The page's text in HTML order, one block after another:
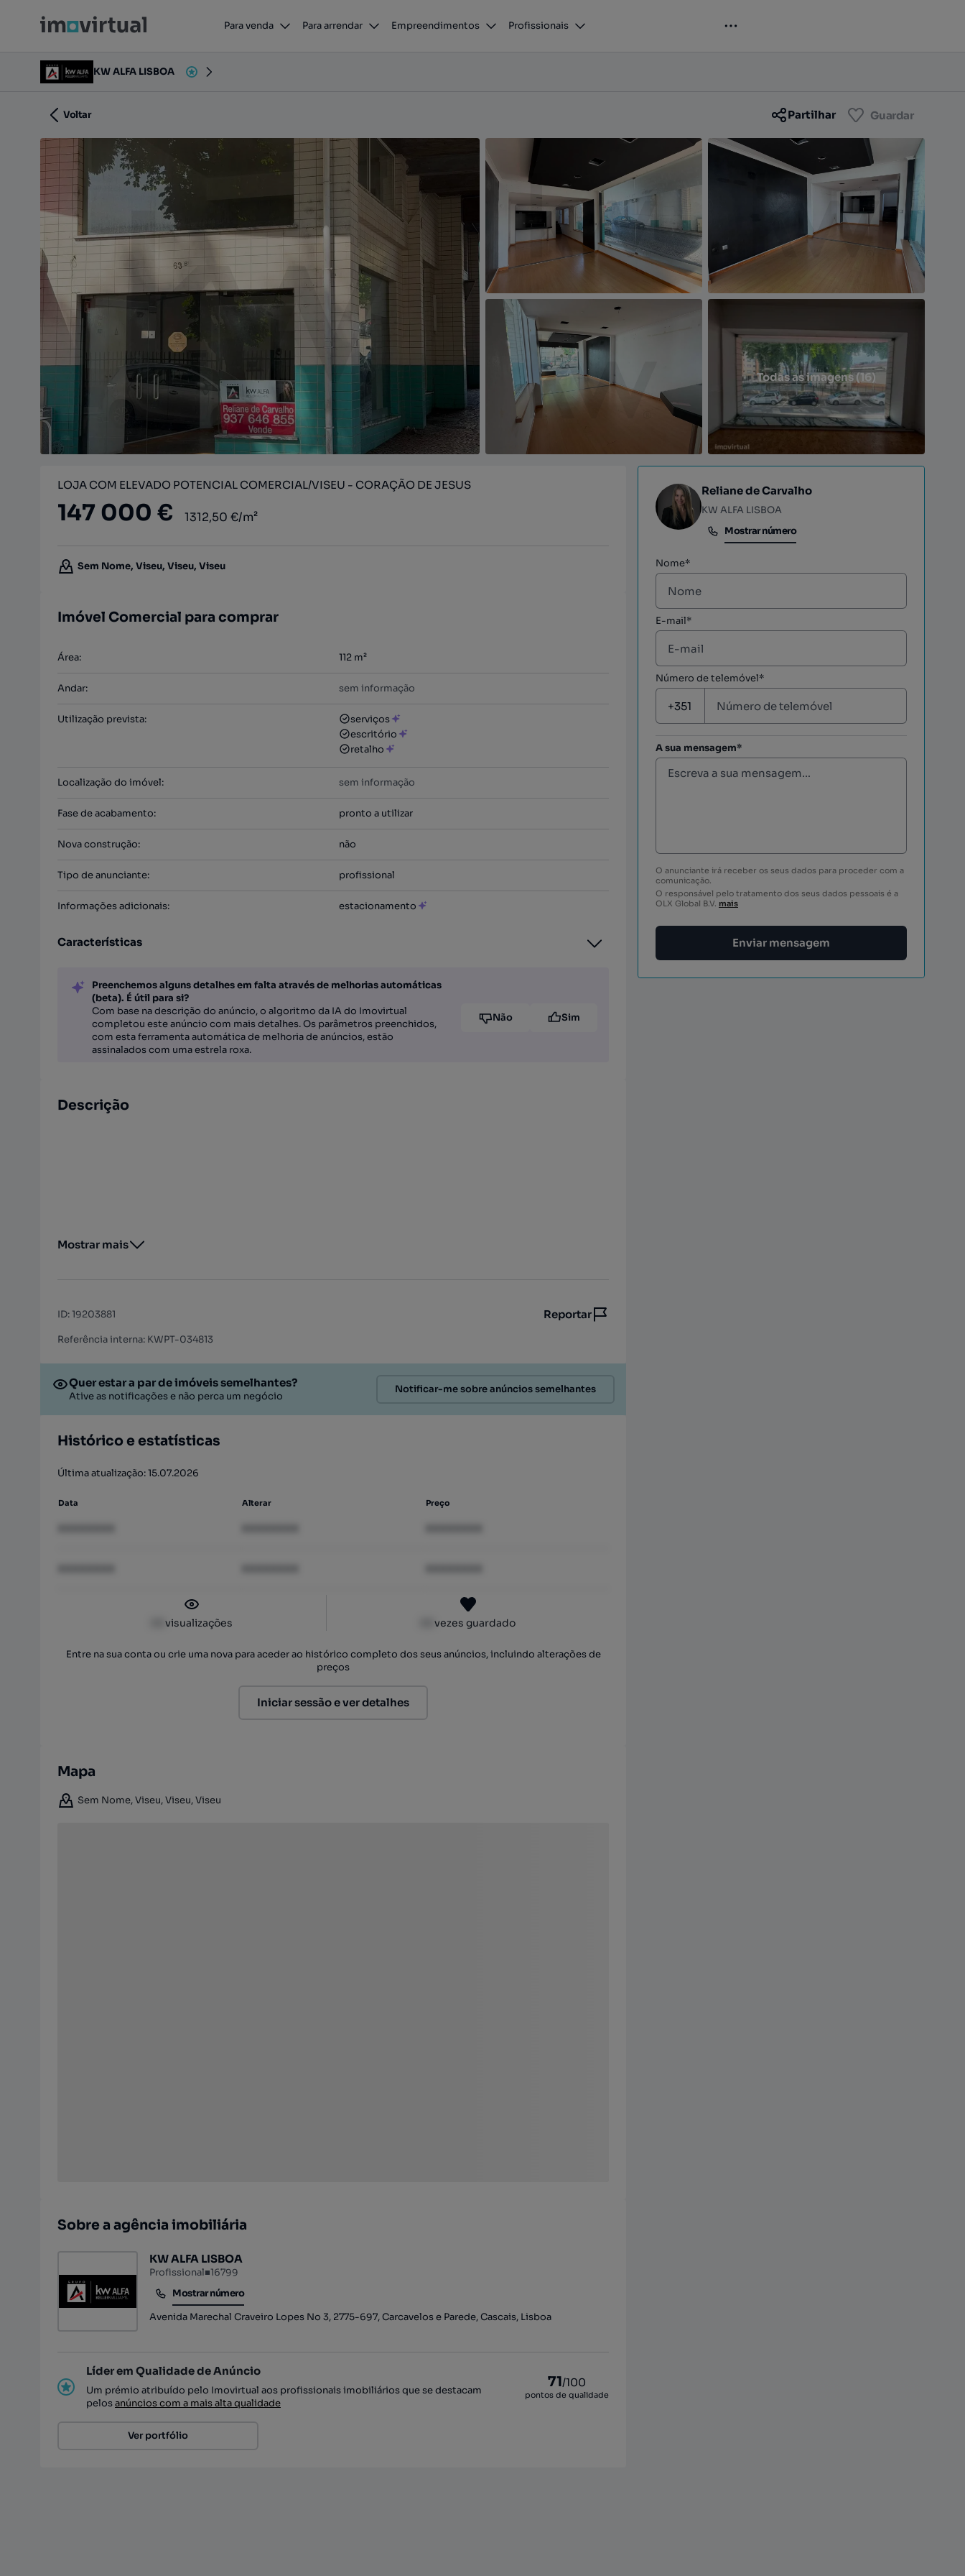
Para venda Para arrendar Empreendimentos Profissionais
LOJA COM ELEVADO POTENCIAL COMERCIAL/VISEU - CORAÇÃO DE JESUS
Sem Nome, Viseu, Viseu, Viseu
KW ALFA LISBOA
Voltar Partilhar Guardar
Todas as imagens (16)
LOJA COM ELEVADO POTENCIAL COMERCIAL/VISEU - CORAÇÃO DE JESUS
147 000 € 1312,50 €/m²
Sem Nome, Viseu, Viseu, Viseu
Imóvel Comercial para comprar
Área: 112 m²
Andar: sem informação
Utilização prevista:
serviços
escritório
retalho
Localização do imóvel: sem informação
Fase de acabamento: pronto a utilizar
Nova construção: não
Tipo de anunciante: profissional
Informações adicionais: estacionamento
Características
Preenchemos alguns detalhes em falta através de melhorias automáticas
(beta). É útil para si?
Com base na descrição do anúncio, o algoritmo da IA do Imovirtual
completou este anúncio com mais detalhes. Os parâmetros preenchidos,
com esta ferramenta automática de melhoria de anúncios, estão
assinalados com uma estrela roxa.
Não Sim
Descrição
Mostrar mais
ID:19203881 Reportar
Referência interna: KWPT-034813
Quer estar a par de imóveis semelhantes?
Ative as notificações e não perca um negócio
Notificar-me sobre anúncios semelhantes
Histórico e estatísticas
Última atualização: 15.07.2026
Data Alterar Preço
visualizações vezes guardado
Entre na sua conta ou crie uma nova para aceder ao histórico completo dos seus anúncios, incluindo alterações de
preços
Iniciar sessão e ver detalhes
Mapa
Sem Nome, Viseu, Viseu, Viseu
Sobre a agência imobiliária
KW ALFA LISBOA
Profissional■16799
Mostrar número
Mostrar número
Avenida Marechal Craveiro Lopes No 3, 2775-697, Carcavelos e Parede, Cascais, Lisboa
Líder em Qualidade de Anúncio
Um prémio atribuído pelo Imovirtual aos profissionais imobiliários que se destacam
pelosanúncios com a mais alta qualidade
71/100
pontos de qualidade
Ver portfólio
Reliane de Carvalho
KW ALFA LISBOA
Mostrar número
Mostrar número
Nome*
E-mail*
Número de telemóvel*
A sua mensagem*
O anunciante irá receber os seus dados para proceder com a
comunicação.
O responsável pelo tratamento dos seus dados pessoais é a
OLX Global B.V. mais
Enviar mensagem